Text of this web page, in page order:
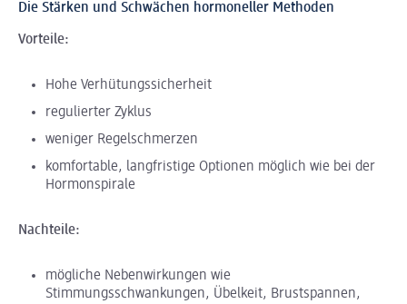
Die Stärken und Schwächen hormoneller Methoden
Vorteile:
Hohe Verhütungssicherheit
regulierter Zyklus
weniger Regelschmerzen
komfortable, langfristige Optionen möglich wie bei der
Hormonspirale
Nachteile:
mögliche Nebenwirkungen wie
Stimmungsschwankungen, Übelkeit, Brustspannen,